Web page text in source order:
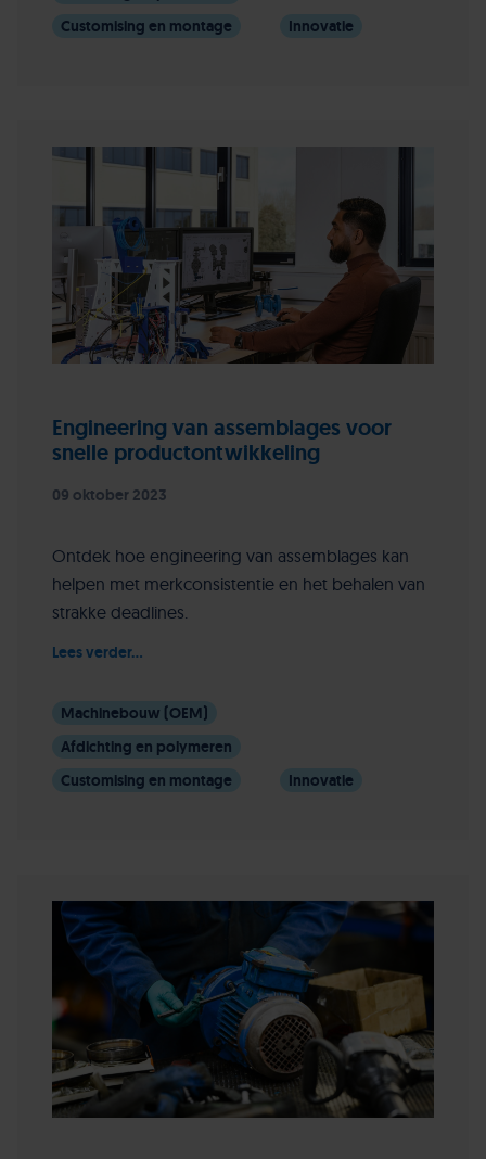
Customising en montage
Innovatie
Engineering van assemblages voor
snelle productontwikkeling
09 oktober 2023
Ontdek hoe engineering van assemblages kan
helpen met merkconsistentie en het behalen van
strakke deadlines.
Lees verder...
Machinebouw (OEM)
Afdichting en polymeren
Customising en montage
Innovatie